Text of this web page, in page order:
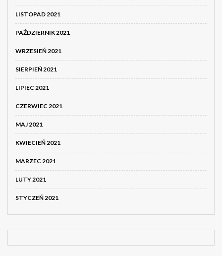
LISTOPAD 2021
PAŹDZIERNIK 2021
WRZESIEŃ 2021
SIERPIEŃ 2021
LIPIEC 2021
CZERWIEC 2021
MAJ 2021
KWIECIEŃ 2021
MARZEC 2021
LUTY 2021
STYCZEŃ 2021